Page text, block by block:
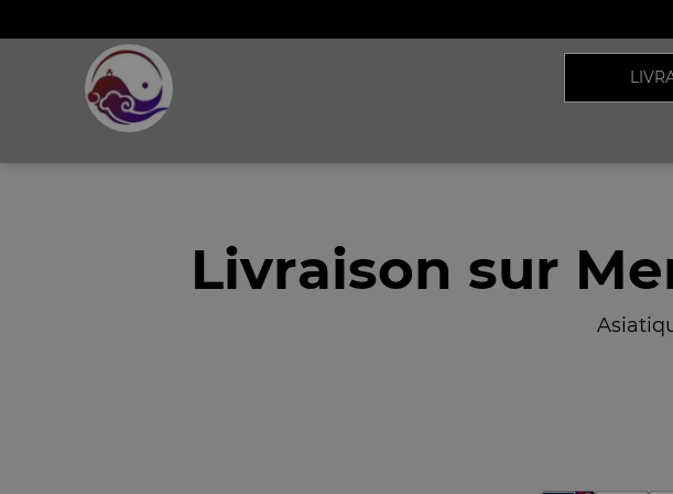
Livraison sur